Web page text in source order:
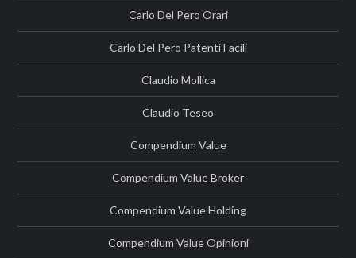
Carlo Del Pero Orari
Carlo Del Pero Patenti Facili
Claudio Mollica
Claudio Teseo
Compendium Value
Compendium Value Broker
Compendium Value Holding
Compendium Value Opinioni